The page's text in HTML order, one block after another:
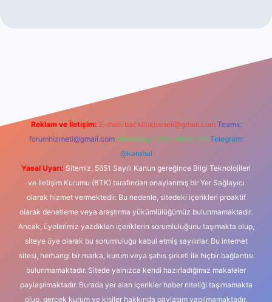
Reklam ve İletişim: E-mail: backlinkpaneli@gmail.com Teams:
forumhizmeti@gmail.com Whatsapp: 0262 606 0 726 Telegram:
@karabul
Yasal Uyarı: Sitemiz, 5651 Sayılı Kanun gereğince Bilgi Teknolojileri
ve İletişim Kurumu (BTK) tarafından onaylanmış bir Yer Sağlayıcı
olarak hizmet vermektedir. Bu nedenle, sitedeki içerikleri proaktif
olarak denetleme veya araştırma yükümlülüğümüz bulunmamaktadır.
Ancak, üyelerimiz yazdıkları içeriklerin sorumluluğunu taşımakta olup,
siteye üye olarak bu sorumluluğu kabul etmiş sayılırlar. Bu internet
sitesi, herhangi bir marka, kurum veya şahıs şirketi ile hiçbir bağlantısı
bulunmamaktadır. Sitede yalnızca kendi hazırladığımız makaleler
paylaşılmaktadır. Burada yer alan içerikler haber niteliği taşımamakta
olup, gerçek kurum ve kişiler hakkında paylaşım yapılmamaktadır.